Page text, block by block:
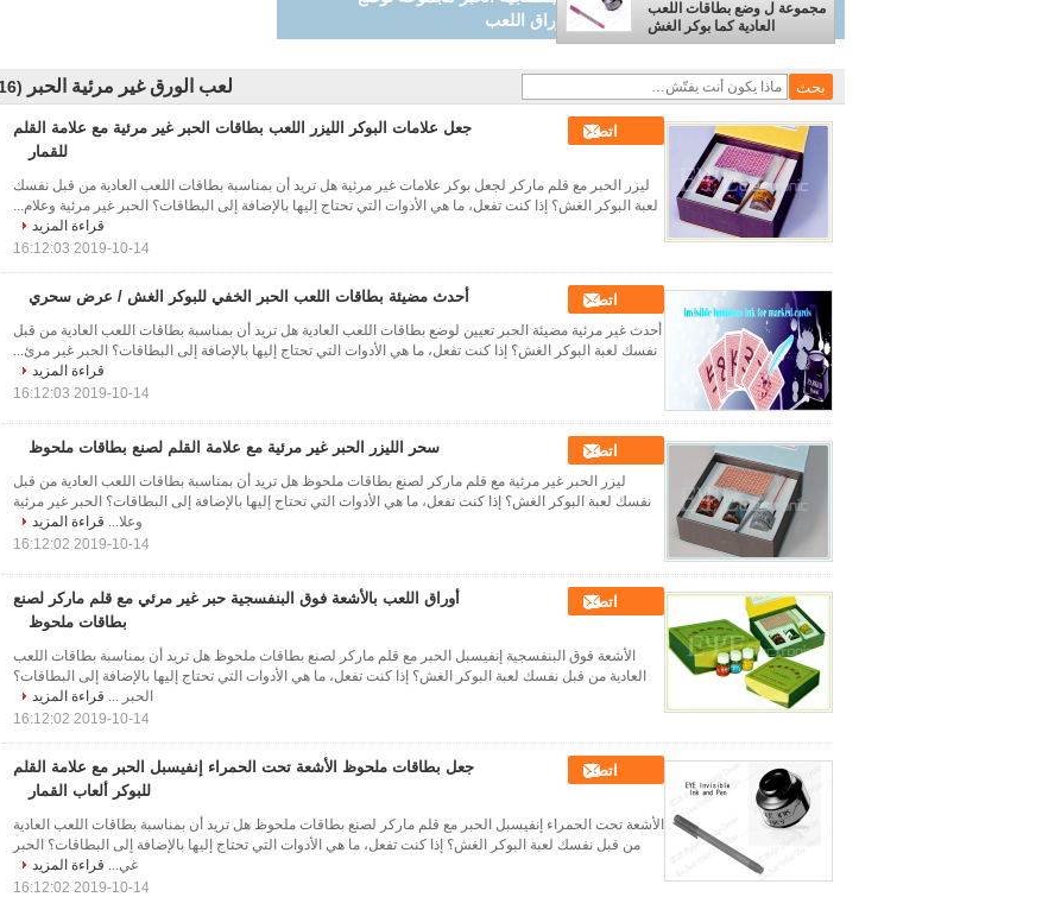
بوكر الغش
مجموعة ل وضع بطاقات اللعب
العادية كما بوكر الغش
لعب الورق غير مرئية الحبر (16)
جعل علامات البوكر الليزر اللعب بطاقات الحبر غير مرئية مع علامة القلم
للقمار
اتصل
ليزر الحبر مع قلم ماركر لجعل بوكر علامات غير مرئية هل تريد أن بمناسبة بطاقات اللعب العادية من قبل نفسك
لعبة البوكر الغش؟ إذا كنت تفعل، ما هي الأدوات التي تحتاج إليها بالإضافة إلى البطاقات؟ الحبر غير مرئية وعلام...
قراءة المزيد
2019-10-14 16:12:03
أحدث مضيئة بطاقات اللعب الحبر الخفي للبوكر الغش / عرض سحري اتصل
أحدث غير مرئية مضيئة الحبر تعيين لوضع بطاقات اللعب العادية هل تريد أن بمناسبة بطاقات اللعب العادية من قبل
نفسك لعبة البوكر الغش؟ إذا كنت تفعل، ما هي الأدوات التي تحتاج إليها بالإضافة إلى البطاقات؟ الحبر غير مرئ...
قراءة المزيد
2019-10-14 16:12:03
سحر الليزر الحبر غير مرئية مع علامة القلم لصنع بطاقات ملحوظ اتصل
ليزر الحبر غير مرئية مع قلم ماركر لصنع بطاقات ملحوظ هل تريد أن بمناسبة بطاقات اللعب العادية من قبل
نفسك لعبة البوكر الغش؟ إذا كنت تفعل، ما هي الأدوات التي تحتاج إليها بالإضافة إلى البطاقات؟ الحبر غير مرئية
وعلا... قراءة المزيد
2019-10-14 16:12:02
أوراق اللعب بالأشعة فوق البنفسجية حبر غير مرئي مع قلم ماركر لصنع
بطاقات ملحوظ
اتصل
الأشعة فوق البنفسجية إنفيسبل الحبر مع قلم ماركر لصنع بطاقات ملحوظ هل تريد أن بمناسبة بطاقات اللعب
العادية من قبل نفسك لعبة البوكر الغش؟ إذا كنت تفعل، ما هي الأدوات التي تحتاج إليها بالإضافة إلى البطاقات؟
الحبر ... قراءة المزيد
2019-10-14 16:12:02
جعل بطاقات ملحوظ الأشعة تحت الحمراء إنفيسبل الحبر مع علامة القلم
للبوكر ألعاب القمار
اتصل
الأشعة تحت الحمراء إنفيسبل الحبر مع قلم ماركر لصنع بطاقات ملحوظ هل تريد أن بمناسبة بطاقات اللعب العادية
من قبل نفسك لعبة البوكر الغش؟ إذا كنت تفعل، ما هي الأدوات التي تحتاج إليها بالإضافة إلى البطاقات؟ الحبر
غي... قراءة المزيد
2019-10-14 16:12:02